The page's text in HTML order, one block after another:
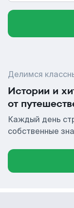
Делимся
Истории и
от
Каждый день
собственные